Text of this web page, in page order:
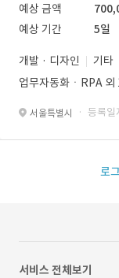
예상 금액
예상 기간
5일
개발 · 디자인
기타
업무자동화ㆍRPA 외
서울특별시 · 등록일
로
서비스 전체보기